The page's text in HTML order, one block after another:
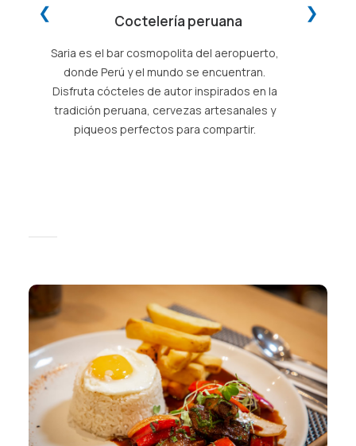
❮ Coctelería peruana
Saria es el bar cosmopolita del aeropuerto,
donde Perú y el mundo se encuentran.
Disfruta cócteles de autor inspirados en la
tradición peruana, cervezas artesanales y
piqueos perfectos para compartir.
❯